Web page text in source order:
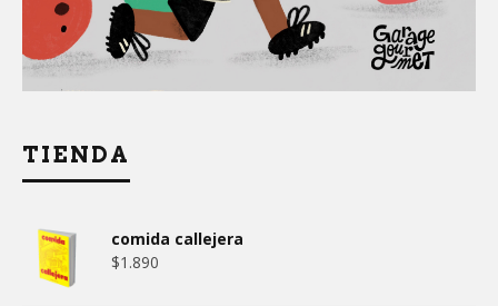
TIENDA
comida callejera
$1.890